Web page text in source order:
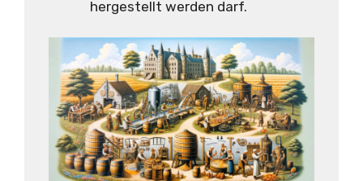
hergestellt werden darf.